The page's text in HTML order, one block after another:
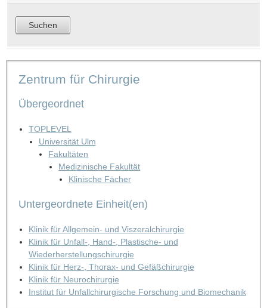
Zentrum für Chirurgie
Übergeordnet
TOPLEVEL
Universität Ulm
Fakultäten
Medizinische Fakultät
Klinische Fächer
Untergeordnete Einheit(en)
Klinik für Allgemein- und Viszeralchirurgie
Klinik für Unfall-, Hand-, Plastische- und
Wiederherstellungschirurgie
Klinik für Herz-, Thorax- und Gefäßchirurgie
Klinik für Neurochirurgie
Institut für Unfallchirurgische Forschung und Biomechanik